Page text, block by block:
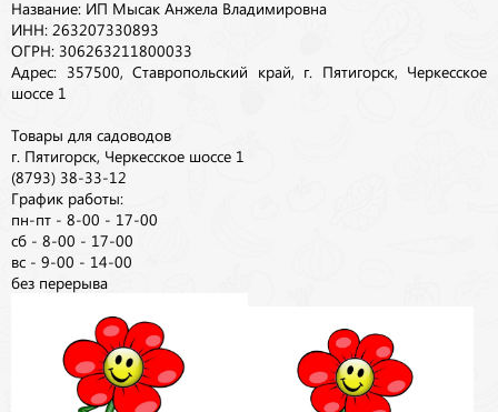
Название: ИП Мысак Анжела Владимировна
ИНН: 263207330893
ОГРН: 306263211800033
Адрес: 357500, Ставропольский край, г. Пятигорск, Черкесское
шоссе 1
Товары для садоводов
г. Пятигорск, Черкесское шоссе 1
(8793) 38-33-12
График работы:
пн-пт - 8-00 - 17-00
сб - 8-00 - 17-00
вс - 9-00 - 14-00
без перерыва